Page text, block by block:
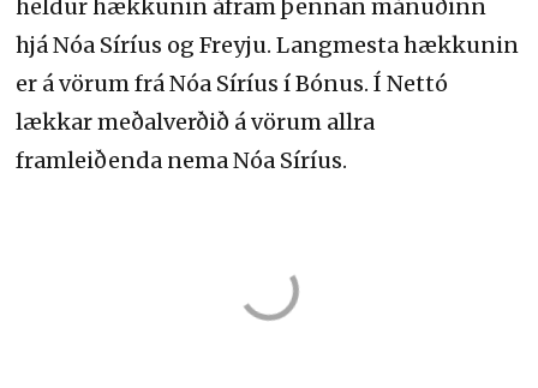
heldur hækkunin áfram þennan mánuðinn
hjá Nóa Síríus og Freyju. Langmesta hækkunin
er á vörum frá Nóa Síríus í Bónus. Í Nettó
lækkar meðalverðið á vörum allra
framleiðenda nema Nóa Síríus.